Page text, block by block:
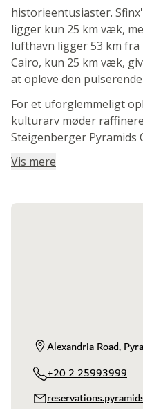
historieentusiaster.
ligger kun 25 km væk,
lufthavn ligger 53 km
Cairo, kun 25 km væk,
at opleve den
For et uforglemmeligt
kulturarv møder
Steigenberger Pyramids
Vis mere
Alexandria Road,
+20 2 25993999